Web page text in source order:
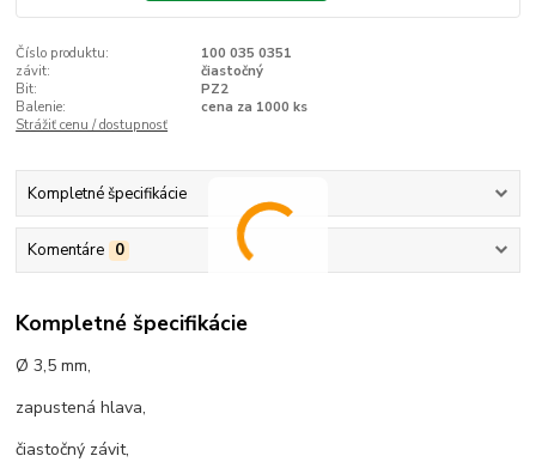
Číslo produktu:
100 035 0351
závit:
čiastočný
Bit:
PZ2
Balenie:
cena za 1000 ks
Strážiť cenu / dostupnosť
Kompletné špecifikácie
Komentáre 0
Kompletné špecifikácie
Ø 3,5 mm,
zapustená hlava,
čiastočný závit,